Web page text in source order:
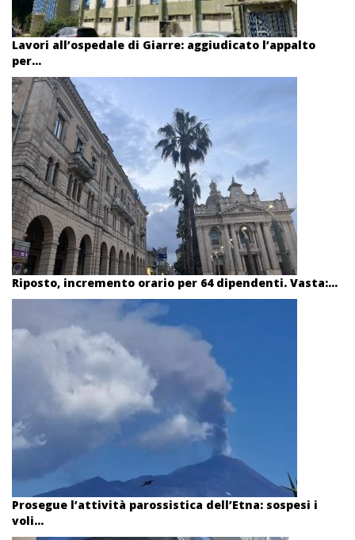
Lavori all’ospedale di Giarre: aggiudicato l’appalto
per...
Riposto, incremento orario per 64 dipendenti. Vasta:...
Prosegue l’attività parossistica dell’Etna: sospesi i
voli...